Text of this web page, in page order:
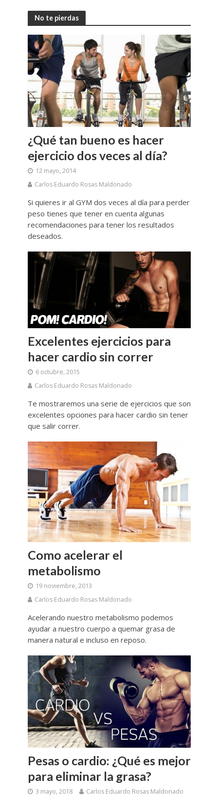
No te pierdas
¿Qué tan bueno es hacer
ejercicio dos veces al día?
12 mayo, 2014
Carlos Eduardo Rosas Maldonado
Si quieres ir al GYM dos veces al día para perder
peso tienes que tener en cuenta algunas
recomendaciones para tener los resultados
deseados.
Excelentes ejercicios para
hacer cardio sin correr
6 octubre, 2015
Carlos Eduardo Rosas Maldonado
Te mostraremos una serie de ejercicios que son
excelentes opciones para hacer cardio sin tener
que salir correr.
Como acelerar el
metabolismo
19 noviembre, 2013
Carlos Eduardo Rosas Maldonado
Acelerando nuestro metabolismo podemos
ayudar a nuestro cuerpo a quemar grasa de
manera natural e incluso en reposo.
Pesas o cardio: ¿Qué es mejor
para eliminar la grasa?
3 mayo, 2018 Carlos Eduardo Rosas Maldonado